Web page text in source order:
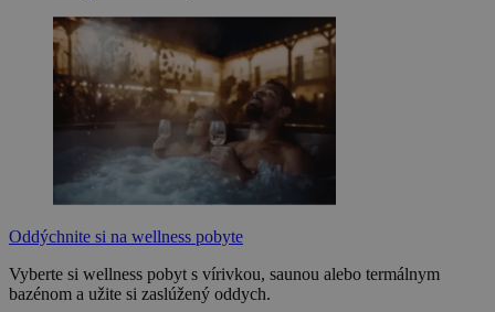
Oddýchnite si na wellness pobyte
Vyberte si wellness pobyt s vírivkou, saunou alebo termálnym
bazénom a užite si zaslúžený oddych.